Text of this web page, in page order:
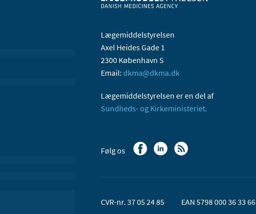
Lægemiddelstyrelsen
Axel Heides Gade 1
2300 København S
Email: dkma@dkma.dk
Lægemiddelstyrelsen er en del af
Sundheds- og Kirkeministeriet.
Følg os
CVR-nr. 37 05 24 85 EAN 5798 000 36 33 66